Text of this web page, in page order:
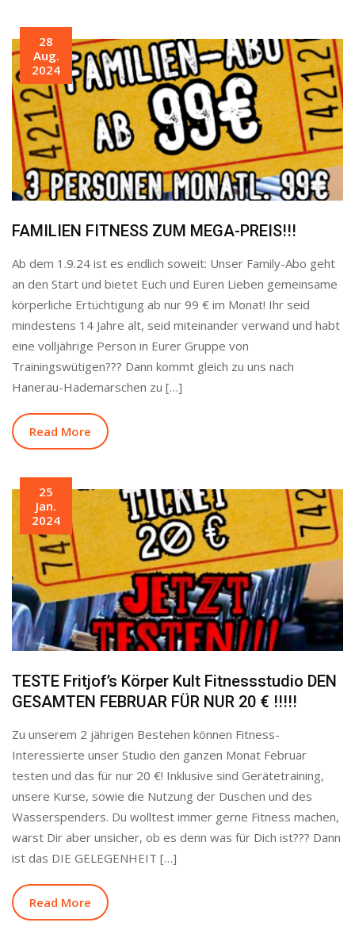
28
Aug.
2024
FAMILIEN FITNESS ZUM MEGA-PREIS!!!
Ab dem 1.9.24 ist es endlich soweit: Unser Family-Abo geht
an den Start und bietet Euch und Euren Lieben gemeinsame
körperliche Ertüchtigung ab nur 99 € im Monat! Ihr seid
mindestens 14 Jahre alt, seid miteinander verwand und habt
eine volljährige Person in Eurer Gruppe von
Trainingswütigen??? Dann kommt gleich zu uns nach
Hanerau-Hademarschen zu […]
Read More
25
Jan.
2024
TESTE Fritjof’s Körper Kult Fitnessstudio DEN
GESAMTEN FEBRUAR FÜR NUR 20 € !!!!!
Zu unserem 2 jährigen Bestehen können Fitness-
Interessierte unser Studio den ganzen Monat Februar
testen und das für nur 20 €! Inklusive sind Gerätetraining,
unsere Kurse, sowie die Nutzung der Duschen und des
Wasserspenders. Du wolltest immer gerne Fitness machen,
warst Dir aber unsicher, ob es denn was für Dich ist??? Dann
ist das DIE GELEGENHEIT […]
Read More